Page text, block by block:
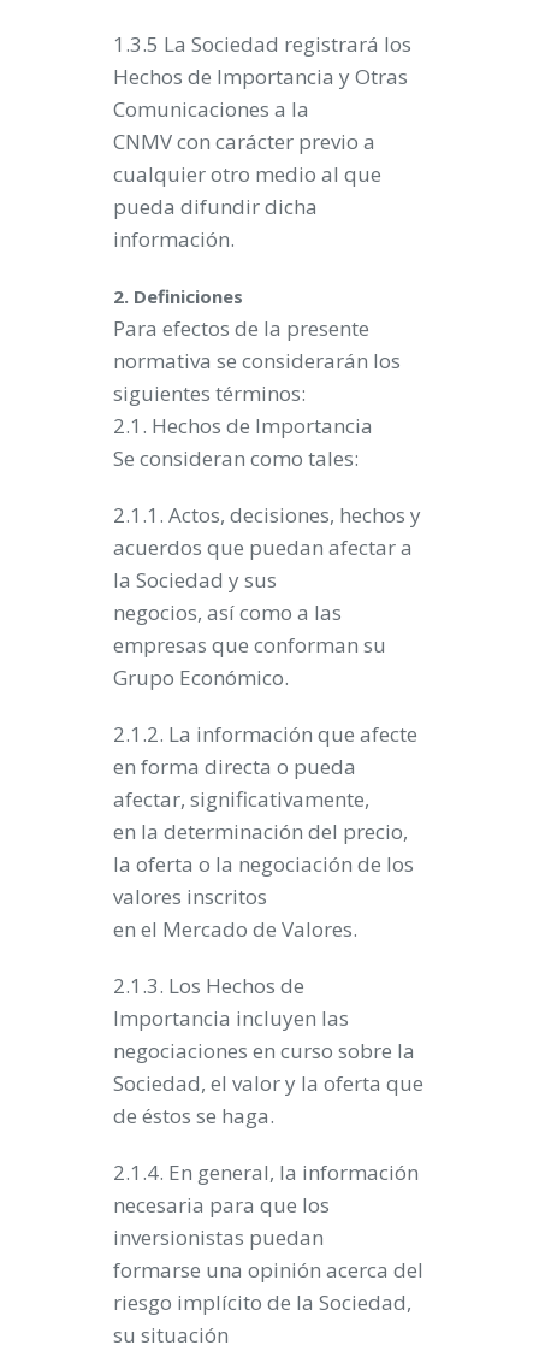
1.3.5 La Sociedad registrará los
Hechos de Importancia y Otras
Comunicaciones a la
CNMV con carácter previo a
cualquier otro medio al que
pueda difundir dicha
información.
2. Definiciones
Para efectos de la presente
normativa se considerarán los
siguientes términos:
2.1. Hechos de Importancia
Se consideran como tales:
2.1.1. Actos, decisiones, hechos y
acuerdos que puedan afectar a
la Sociedad y sus
negocios, así como a las
empresas que conforman su
Grupo Económico.
2.1.2. La información que afecte
en forma directa o pueda
afectar, significativamente,
en la determinación del precio,
la oferta o la negociación de los
valores inscritos
en el Mercado de Valores.
2.1.3. Los Hechos de
Importancia incluyen las
negociaciones en curso sobre la
Sociedad, el valor y la oferta que
de éstos se haga.
2.1.4. En general, la información
necesaria para que los
inversionistas puedan
formarse una opinión acerca del
riesgo implícito de la Sociedad,
su situación